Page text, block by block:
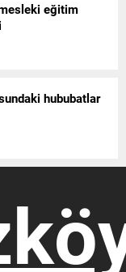
eğitim
hububatlar